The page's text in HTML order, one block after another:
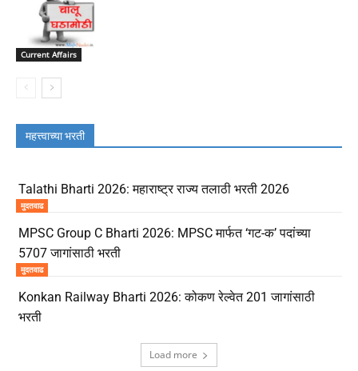
Current Affairs
महत्त्वाच्या भरती
Talathi Bharti 2026: महाराष्ट्र राज्य तलाठी भरती 2026
मुदतवाढ
MPSC Group C Bharti 2026: MPSC मार्फत ‘गट-क’ पदांच्या
5707 जागांसाठी भरती
मुदतवाढ
Konkan Railway Bharti 2026: कोकण रेल्वेत 201 जागांसाठी
भरती
Load more